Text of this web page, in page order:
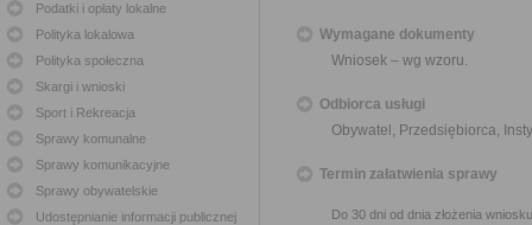
Podatki i opłaty lokalne
Polityka lokalowa
Polityka społeczna
Skargi i wnioski
Sport i Rekreacja
Sprawy komunalne
Sprawy komunikacyjne
Sprawy obywatelskie
Udostępnianie informacji publicznej
Wymagane dokumenty
Wniosek – wg wzoru.
Odbiorca usługi
Obywatel, Przedsiębiorca,
Termin załatwienia sprawy
Do 30 dni od dnia złożenia